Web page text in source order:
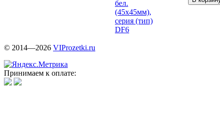
бел.
(45х45мм),
серия (тип)
DF6
© 2014—2026 VIProzetki.ru
Принимаем к оплате: